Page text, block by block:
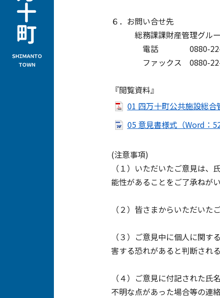
６．お問い合せ先
総務課課財産管理グル
電話 0880-22-
ファックス 0880-22-
『閲覧資料』
01 四万十町公共施設総合
05 意見書様式（Word：
(注意事項)
（１）いただいたご意見は
能性があることをご了承ねがい
（２）皆さまからいただいた
（３）ご意見中に個人に関
害する恐れがあると判断され
（４）ご意見に付記された
不明な点があった場合等の連